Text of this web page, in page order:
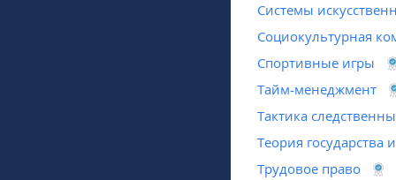
Системы
Социокультурная
Спортивные игры
Тайм-менеджмент
Тактика
Теория государства
Трудовое право